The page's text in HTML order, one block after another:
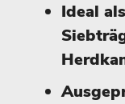
Ideal